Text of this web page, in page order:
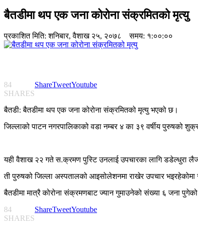
बैतडीमा थप एक जना कोरोना संक्रमितको मृत्यु
प्रकाशित मिति:शनिबार, वैशाख २५, २०७८ समय: १:००:००
84
SHARES
ShareTweetYoutube
बैतडी: बैतडीमा थप एक जना कोरोना संक्रमितको मृत्यु भएको छ।
जिल्लाको पाटन नगरपालिकाको वडा नम्बर ४ का ३९ वर्षीय पुरुषको
यही वैशाख २२ गते स.क्रमण पुस्टि उनलाई उपचारका लागि डडेल्धुरा
ती पुरुषको जिल्ला अस्पतालको आइसोलेशनमा राखेर उपचार भइरहेकोमा
बैतडीमा मात्रै कोरोना संक्रमणबाट ज्यान गुमाउनेको संख्या ६ जना
84
SHARES
ShareTweetYoutube